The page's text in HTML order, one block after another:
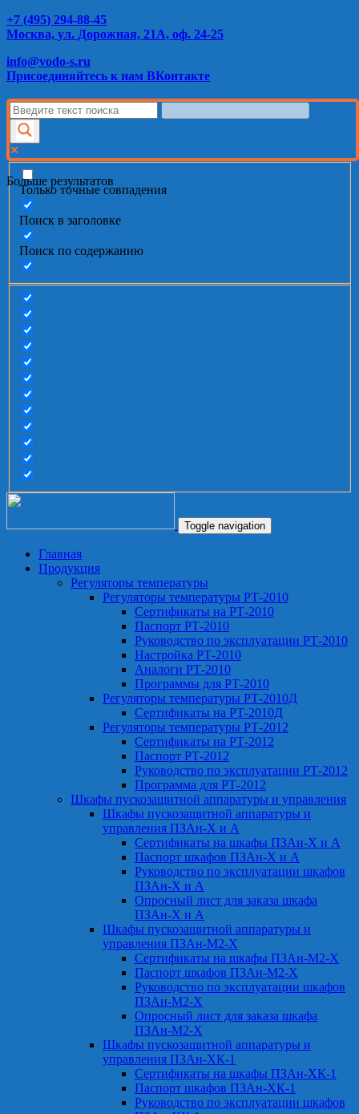
+7 (495) 294-88-45
Москва, ул. Дорожная, 21А, оф. 24-25
info@vodo-s.ru
Присоединяйтесь к нам ВКонтакте
Больше результатов
Только точные совпадения
Поиск в заголовке
Поиск по содержанию
Toggle navigation
Главная
Продукция
Регуляторы температуры
Регуляторы температуры РТ-2010
Сертификаты на РТ-2010
Паспорт РТ-2010
Руководство по эксплуатации РТ-2010
Настройка РТ-2010
Аналоги РТ-2010
Программы для РТ-2010
Регуляторы температуры РТ-2010Д
Сертификаты на РТ-2010Д
Регуляторы температуры РТ-2012
Сертификаты на РТ-2012
Паспорт РТ-2012
Руководство по эксплуатации РТ-2012
Программа для РТ-2012
Шкафы пускозащитной аппаратуры и управления
Шкафы пускозащитной аппаратуры и
управления ПЗАн-Х и А
Сертификаты на шкафы ПЗАн-Х и А
Паспорт шкафов ПЗАн-Х и А
Руководство по эксплуатации шкафов
ПЗАн-Х и А
Опросный лист для заказа шкафа
ПЗАн-Х и А
Шкафы пускозащитной аппаратуры и
управления ПЗАн-М2-Х
Сертификаты на шкафы ПЗАн-М2-Х
Паспорт шкафов ПЗАн-М2-Х
Руководство по эксплуатации шкафов
ПЗАн-М2-Х
Опросный лист для заказа шкафа
ПЗАн-М2-Х
Шкафы пускозащитной аппаратуры и
управления ПЗАн-ХК-1
Сертификаты на шкафы ПЗАн-ХК-1
Паспорт шкафов ПЗАн-ХК-1
Руководство по эксплуатации шкафов